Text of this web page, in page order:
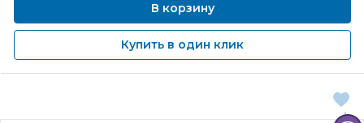
В корзину
Купить в один клик